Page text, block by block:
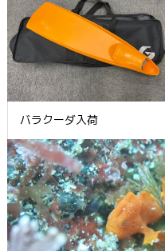
バラクーダ入荷